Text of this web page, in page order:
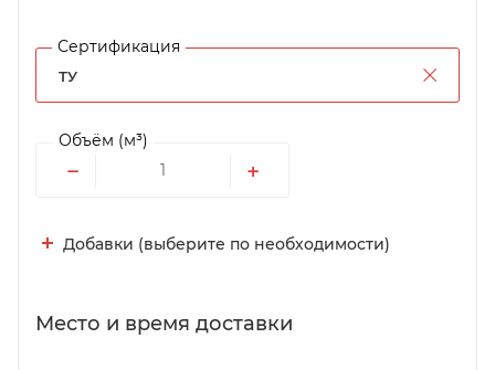
Сертификация
ТУ
Объём (м³)
− +
Добавки (выберите по необходимости)
Место и время доставки